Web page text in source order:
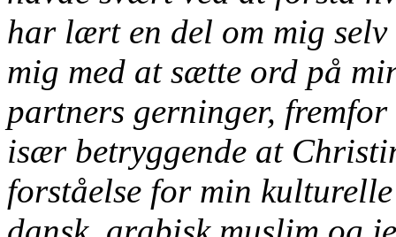
har lært en del om mig
mig med at sætte ord på
partners gerninger,
især betryggende at
forståelse for min